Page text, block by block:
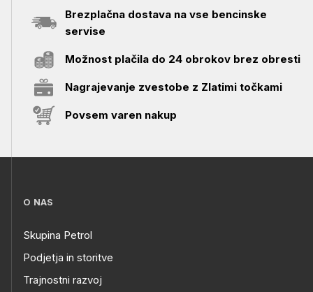
Brezplačna dostava na vse bencinske
servise
Možnost plačila do 24 obrokov brez obresti
Nagrajevanje zvestobe z Zlatimi točkami
Povsem varen nakup
O NAS
Skupina Petrol
Podjetja in storitve
Trajnostni razvoj